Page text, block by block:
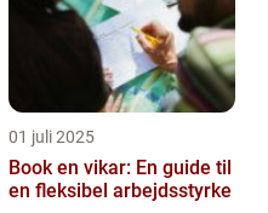
01 juli 2025
Book en vikar: En guide til
en fleksibel arbejdsstyrke